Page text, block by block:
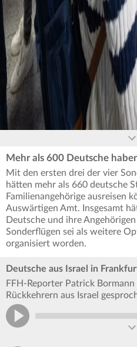
of
seconds
Mehr als 600 Deutsche
Mit den ersten drei der vier
hätten mehr als 660 deutsche
Familienangehörige ausreisen
Auswärtigen Amt. Insgesamt
Deutsche und ihre
Sonderflügen sei als weitere
organisiert worden.
Deutsche aus Israel in
FFH-Reporter Patrick
Rückkehrern aus Israel